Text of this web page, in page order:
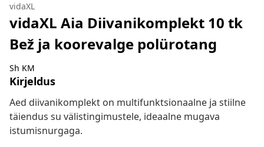
vidaXL
vidaXL Aia Diivanikomplekt 10 tk
Bež ja koorevalge polürotang
Sh KM
Kirjeldus
Aed diivanikomplekt on multifunktsionaalne ja stiilne
täiendus su välistingimustele, ideaalne mugava
istumisnurgaga.